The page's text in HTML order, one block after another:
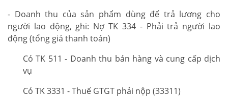
- Doanh thu của sản phẩm dùng để trả lương cho
người lao động, ghi: Nợ TK 334 - Phải trả người lao
động (tổng giá thanh toán)
Có TK 511 - Doanh thu bán hàng và cung cấp dịch
vụ
Có TK 3331 - Thuế GTGT phải nộp (33311)